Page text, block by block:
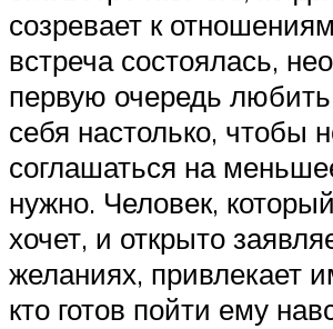
созревает к
встреча состоялась,
первую очередь
себя настолько, чтобы
соглашаться на
нужно. Человек,
хочет, и открыто
желаниях, привлекает
кто готов пойти ему